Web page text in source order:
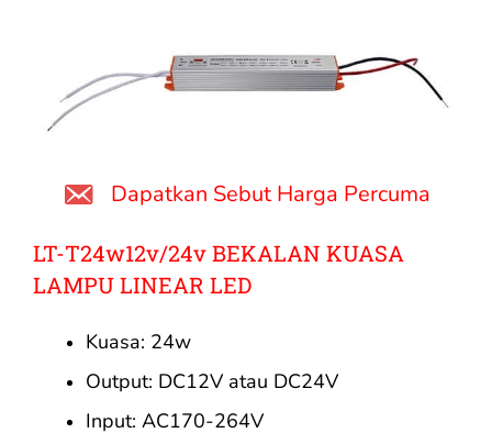
Dapatkan Sebut Harga Percuma
LT-T24w12v/24v BEKALAN KUASA
LAMPU LINEAR LED
Kuasa: 24w
Output: DC12V atau DC24V
Input: AC170-264V